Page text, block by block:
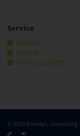
Service
Anfahrt
Räume
Öffnungszeiten
© 2026 Konzept, Gestaltung